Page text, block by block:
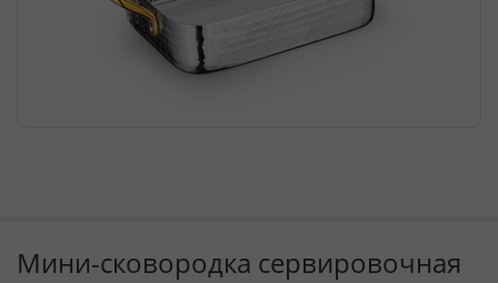
Мини-сковородка сервировочная